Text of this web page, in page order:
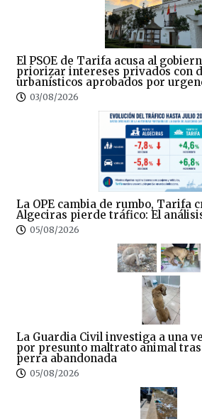
El PSOE de Tarifa acusa al
priorizar intereses privados con
urbanísticos aprobados por
03/08/2026
La OPE cambia de rumbo, Tarifa
Algeciras pierde tráfico: El
05/08/2026
La Guardia Civil investiga a una
por presunto maltrato animal
perra abandonada
05/08/2026